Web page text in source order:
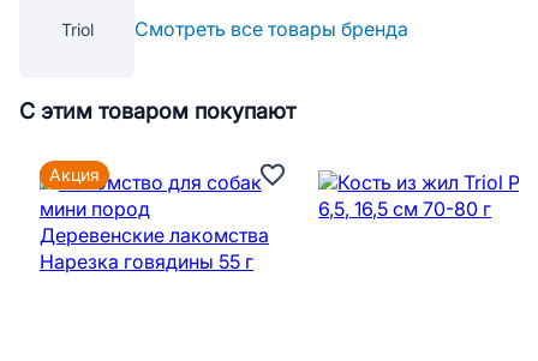
Triol Смотреть все товары бренда
С этим товаром покупают
Акция